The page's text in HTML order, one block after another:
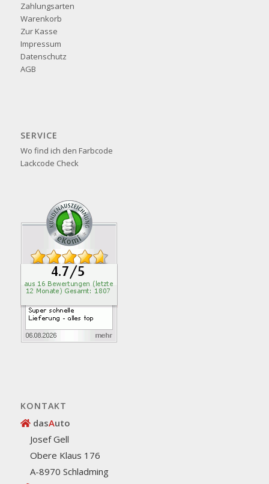
Zahlungsarten
Warenkorb
Zur Kasse
Impressum
Datenschutz
AGB
SERVICE
Wo find ich den Farbcode
Lackcode Check
KONTAKT
dasAuto
Josef Gell
Obere Klaus 176
A-8970 Schladming